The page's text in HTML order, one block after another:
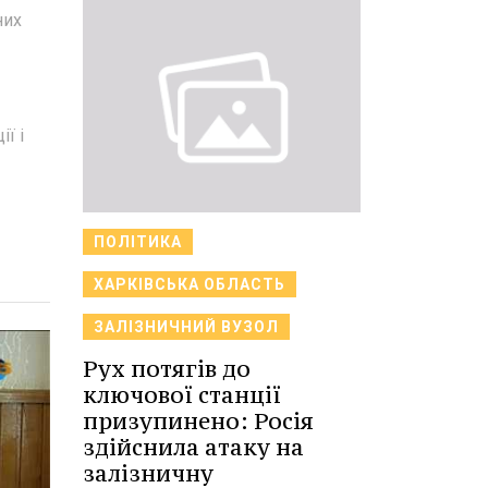
і
ПОЛІТИКА
ХАРКІВСЬКА ОБЛАСТЬ
ЗАЛІЗНИЧНИЙ ВУЗОЛ
Рух потягів до
ключової станції
призупинено: Росія
здійснила атаку на
залізничну